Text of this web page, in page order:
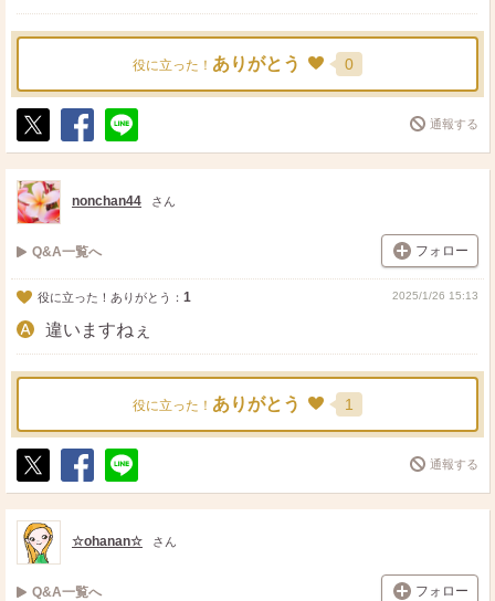
役に立った！ ありがとう 0
ポ
ス
ト
シ
ェ
送
る
通報する
nonchan44 さん
Q&A一覧へ フォロー
役に立った！ありがとう： 1 2025/1/26 15:13
違いますねぇ
役に立った！ ありがとう 1
ポ
ス
ト
シ
ェ
送
る
通報する
☆ohanan☆ さん
Q&A一覧へ フォロー